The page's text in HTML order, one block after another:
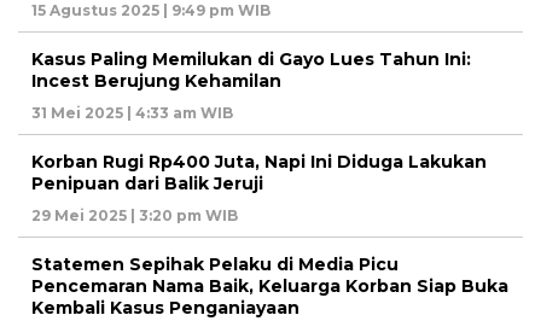
15 Agustus 2025 | 9:49 pm WIB
Kasus Paling Memilukan di Gayo Lues Tahun Ini:
Incest Berujung Kehamilan
31 Mei 2025 | 4:33 am WIB
Korban Rugi Rp400 Juta, Napi Ini Diduga Lakukan
Penipuan dari Balik Jeruji
29 Mei 2025 | 3:20 pm WIB
Statemen Sepihak Pelaku di Media Picu
Pencemaran Nama Baik, Keluarga Korban Siap Buka
Kembali Kasus Penganiayaan